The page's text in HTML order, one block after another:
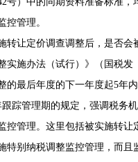
控管理。
让定价调查调整后，是否会
施办法（试行）》（国税发
的最后年度的下一年度起5年内
管理期的规定，强调税务机
控管理。这里包括被实施转
特别纳税调整监控管理，而且